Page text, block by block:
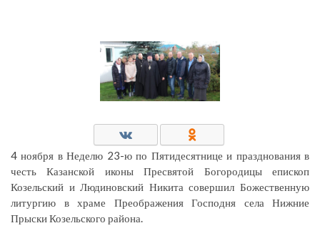
4 ноября в Неделю 23-ю по Пятидесятнице и празднования в
честь Казанской иконы Пресвятой Богородицы епископ
Козельский и Людиновский Никита совершил Божественную
литургию в храме Преображения Господня села Нижние
Прыски Козельского района.